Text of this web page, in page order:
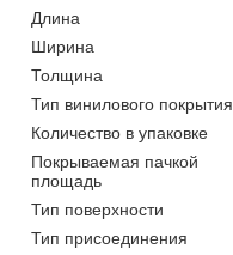
Длина
Ширина
Толщина
Тип винилового покрытия
Количество в упаковке
Покрываемая пачкой
площадь
Тип поверхности
Тип присоединения